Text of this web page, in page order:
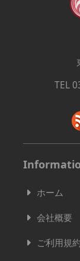
TEL
ホーム
会社概要
ご利用規約